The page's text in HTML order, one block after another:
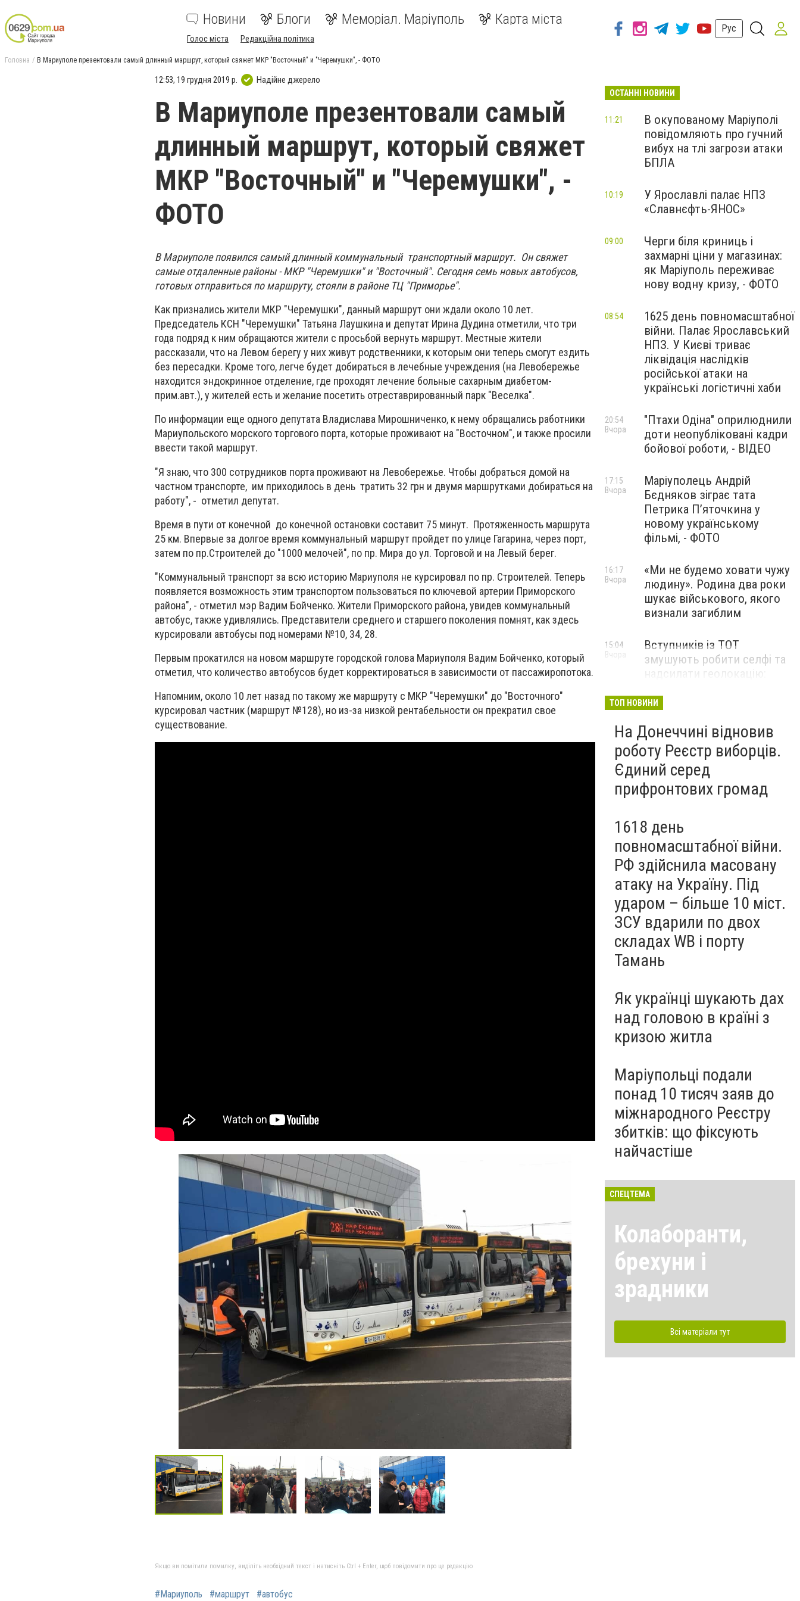
Новини Блоги Меморіал. Маріуполь Карта міста
Голос міста Редакційна політика
Рус
Головна В Мариуполе презентовали самый длинный маршрут, который свяжет МКР "Восточный" и "Черемушки", - ФОТО
12:53, 19 грудня 2019 р. Надійне джерело
В Мариуполе презентовали самый
длинный маршрут, который свяжет
МКР "Восточный" и "Черемушки", -
ФОТО
В Мариуполе появился самый длинный коммунальный транспортный маршрут. Он свяжет
самые отдаленные районы - МКР "Черемушки" и "Восточный". Сегодня семь новых автобусов,
готовых отправиться по маршруту, стояли в районе ТЦ "Приморье".
Как признались жители МКР "Черемушки", данный маршрут они ждали около 10 лет.
Председатель КСН "Черемушки" Татьяна Лаушкина и депутат Ирина Дудина отметили, что три
года подряд к ним обращаются жители с просьбой вернуть маршрут. Местные жители
рассказали, что на Левом берегу у них живут родственники, к которым они теперь смогут ездить
без пересадки. Кроме того, легче будет добираться в лечебные учреждения (на Левобережье
находится эндокринное отделение, где проходят лечение больные сахарным диабетом-
прим.авт.), у жителей есть и желание посетить отреставрированный парк "Веселка".
По информации еще одного депутата Владислава Мирошниченко, к нему обращались работники
Мариупольского морского торгового порта, которые проживают на "Восточном", и также просили
ввести такой маршрут.
"Я знаю, что 300 сотрудников порта проживают на Левобережье. Чтобы добраться домой на
частном транспорте, им приходилось в день тратить 32 грн и двумя маршрутками добираться на
работу", - отметил депутат.
Время в пути от конечной до конечной остановки составит 75 минут. Протяженность маршрута
25 км. Впервые за долгое время коммунальный маршрут пройдет по улице Гагарина, через порт,
затем по пр.Строителей до "1000 мелочей", по пр. Мира до ул. Торговой и на Левый берег.
"Коммунальный транспорт за всю историю Мариуполя не курсировал по пр. Строителей. Теперь
появляется возможность этим транспортом пользоваться по ключевой артерии Приморского
района", - отметил мэр Вадим Бойченко. Жители Приморского района, увидев коммунальный
автобус, также удивлялись. Представители среднего и старшего поколения помнят, как здесь
курсировали автобусы под номерами №10, 34, 28.
Первым прокатился на новом маршруте городской голова Мариуполя Вадим Бойченко, который
отметил, что количество автобусов будет корректироваться в зависимости от пассажиропотока.
Напомним, около 10 лет назад по такому же маршруту с МКР "Черемушки" до "Восточного"
курсировал частник (маршрут №128), но из-за низкой рентабельности он прекратил свое
существование.
Якщо ви помітили помилку, виділіть необхідний текст і натисніть Ctrl + Enter, щоб повідомити про це редакцію
#Мариуполь #маршрут #автобус
ОСТАННІ НОВИНИ
В окупованому Маріуполі
повідомляють про гучний
вибух на тлі загрози атаки
БПЛА
11:21
У Ярославлі палає НПЗ
«Славнєфть-ЯНОС»
10:19
Черги біля криниць і
захмарні ціни у магазинах:
як Маріуполь переживає
нову водну кризу, - ФОТО
09:00
1625 день повномасштабної
війни. Палає Ярославський
НПЗ. У Києві триває
ліквідація наслідків
російської атаки на
українські логістичні хаби
08:54
"Птахи Одіна" оприлюднили
доти неопубліковані кадри
бойової роботи, - ВІДЕО
20:54
Вчора
Маріуполець Андрій
Бєдняков зіграє тата
Петрика П’яточкина у
новому українському
фільмі, - ФОТО
17:15
Вчора
«Ми не будемо ховати чужу
людину». Родина два роки
шукає військового, якого
визнали загиблим
16:17
Вчора
Вступників із ТОТ
змушують робити селфі та
до МОН
15:04
Вчора
ТОП НОВИНИ
На Донеччині відновив
роботу Реєстр виборців.
Єдиний серед
прифронтових громад
1618 день
повномасштабної війни.
РФ здійснила масовану
атаку на Україну. Під
ударом – більше 10 міст.
ЗСУ вдарили по двох
складах WB і порту
Тамань
Як українці шукають дах
над головою в країні з
кризою житла
Маріупольці подали
понад 10 тисяч заяв до
міжнародного Реєстру
збитків: що фіксують
найчастіше
СПЕЦТЕМА
Колаборанти,
брехуни і
зрадники
Всі матеріали тут